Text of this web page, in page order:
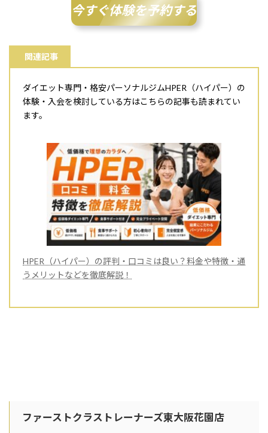
今すぐ体験を予約する
関連記事
ダイエット専門・格安パーソナルジムHPER（ハイパー）の
体験・入会を検討している方はこちらの記事も読まれてい
ます。
HPER（ハイパー）の評判・口コミは良い？料金や特徴・通
うメリットなどを徹底解説！
ファーストクラストレーナーズ東大阪花園店